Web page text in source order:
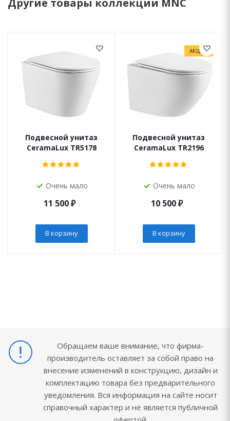
Подвесной унитаз
CeramaLux TR5178
Очень мало
11 500₽
В корзину
АКЦИЯ
Подвесной унитаз
CeramaLux TR2196
Очень мало
10 500₽
В корзину
Обращаем ваше внимание, что фирма-
производитель оставляет за собой право на
внесение изменений в конструкцию, дизайн и
комплектацию товара без предварительного
уведомления. Вся информация на сайте носит
справочный характер и не является публичной